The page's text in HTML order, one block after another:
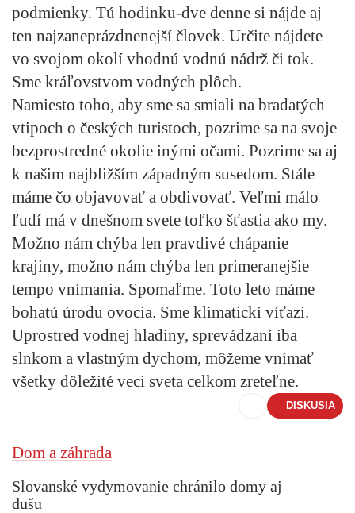
podmienky. Tú hodinku-dve denne si nájde aj
ten najzaneprázdnenejší človek. Určite nájdete
vo svojom okolí vhodnú vodnú nádrž či tok.
Sme kráľovstvom vodných plôch.
Namiesto toho, aby sme sa smiali na bradatých
vtipoch o českých turistoch, pozrime sa na svoje
bezprostredné okolie inými očami. Pozrime sa aj
k našim najbližším západným susedom. Stále
máme čo objavovať a obdivovať. Veľmi málo
ľudí má v dnešnom svete toľko šťastia ako my.
Možno nám chýba len pravdivé chápanie
krajiny, možno nám chýba len primeranejšie
tempo vnímania. Spomaľme. Toto leto máme
bohatú úrodu ovocia. Sme klimatickí víťazi.
Uprostred vodnej hladiny, sprevádzaní iba
slnkom a vlastným dychom, môžeme vnímať
všetky dôležité veci sveta celkom zreteľne.
DISKUSIA
Dom a záhrada
Slovanské vydymovanie chránilo domy aj
dušu